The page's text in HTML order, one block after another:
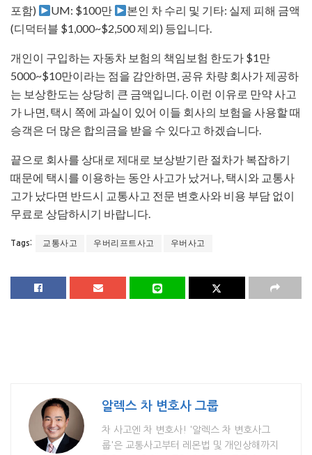
포함)
UM: $100만
본인 차 수리 및 기타: 실제 피해 금액
(디덕터블 $1,000~$2,500 제외) 등입니다.
개인이 구입하는 자동차 보험의 책임보험 한도가 $1만
5000~$10만이라는 점을 감안하면, 공유 차량 회사가 제공하
는 보상한도는 상당히 큰 금액입니다. 이런 이유로 만약 사고
가 나면, 택시 쪽에 과실이 있어 이들 회사의 보험을 사용할 때
승객은 더 많은 합의금을 받을 수 있다고 하겠습니다.
끝으로 회사를 상대로 제대로 보상받기란 절차가 복잡하기
때문에 택시를 이용하는 동안 사고가 났거나, 택시와 교통사
고가 났다면 반드시 교통사고 전문 변호사와 비용 부담 없이
무료로 상담하시기 바랍니다.
Tags: 교통사고 우버리프트사고 우버사고
알렉스 차 변호사 그룹
차 사고엔 차 변호사! '알렉스 차 변호사그
룹'은 교통사고부터 레몬법 및 개인상해까지